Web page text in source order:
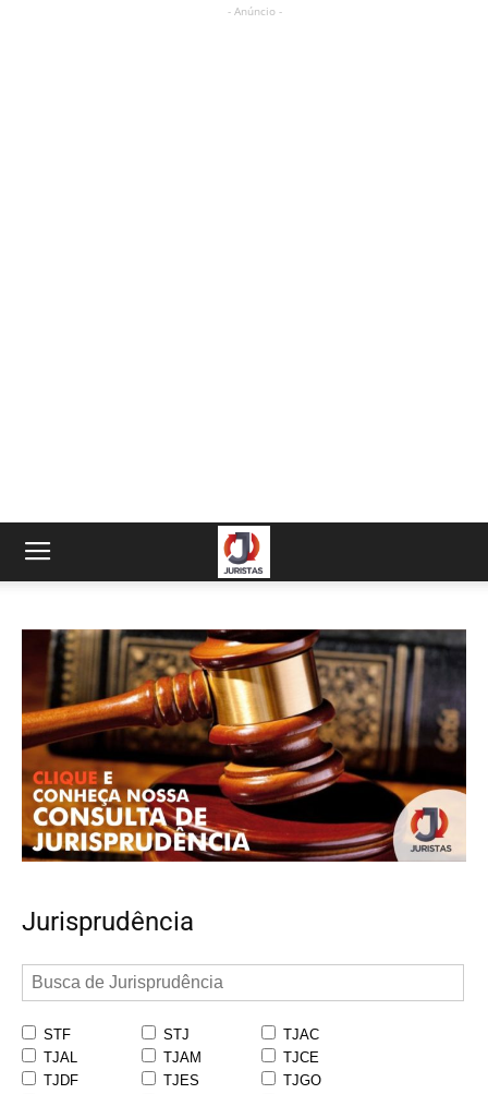
- Anúncio -
Jurisprudência
STF STJ
TJAC
TJAL
TJAM
TJCE
TJDF
TJES
TJGO